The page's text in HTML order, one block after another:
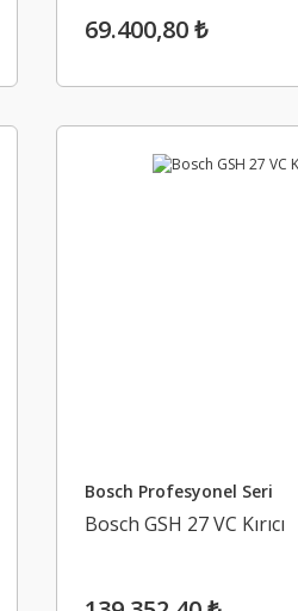
69.400,80 ₺
Bosch Profesyonel Seri
Bosch GSH 27 VC Kırıcı